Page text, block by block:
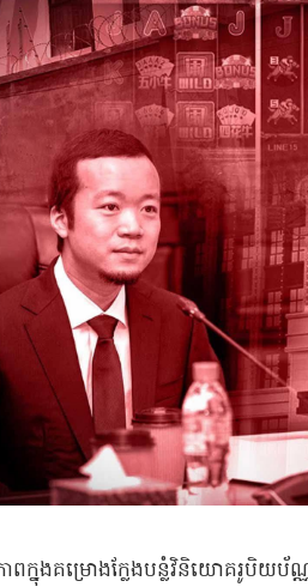
ាពក្នុងគម្រោងក្លែងបន្លំវិនិយោគរូបិយប័